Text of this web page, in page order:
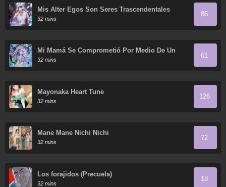
Mis Alter Egos Son Seres Trascendentales
32 mins
85
Mi Mamá Se Comprometió Por Medio De Un
Acuerdo
32 mins
61
Mayonaka Heart Tune
32 mins
126
Mane Mane Nichi Nichi
32 mins
72
Los forajidos (Precuela)
32 mins
18